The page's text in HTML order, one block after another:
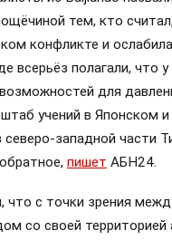
тем, кто
конфликте и
всерьёз полагали, что у
для
учений в Японском
западной части
пишет АБН24.
с точки зрения
со своей